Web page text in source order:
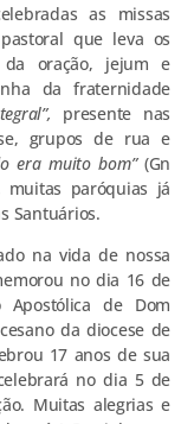
as missas
que leva os
da oração, jejum e
da fraternidade
presente nas
grupos de rua e
era muito bom”(Gn
muitas paróquias já
Santuários.
na vida de nossa
no dia 16 de
de Dom
da diocese de
17 anos de sua
no dia 5 de
Muitas alegrias e